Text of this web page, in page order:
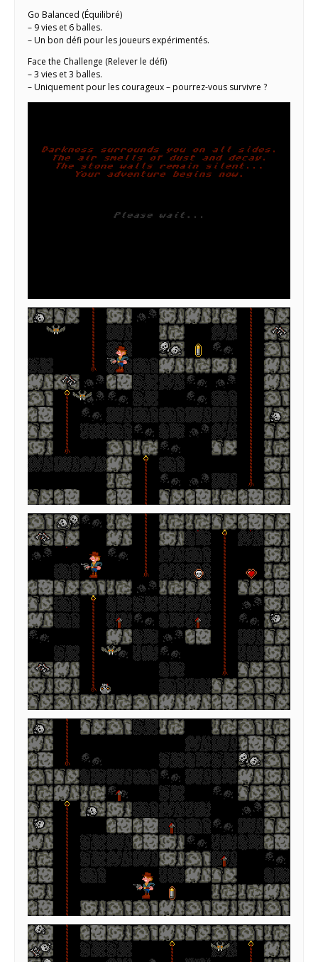
Go Balanced (Équilibré)
– 9 vies et 6 balles.
– Un bon défi pour les joueurs expérimentés.
Face the Challenge (Relever le défi)
– 3 vies et 3 balles.
– Uniquement pour les courageux – pourrez-vous survivre ?